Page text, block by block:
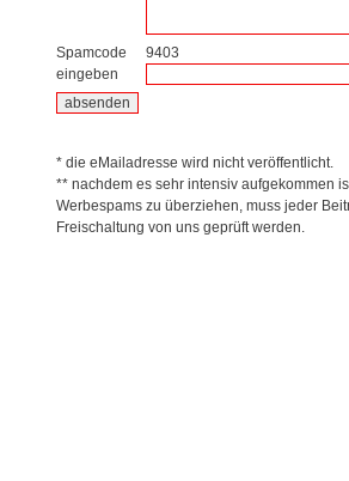
Spamcode
eingeben
9403
* die eMailadresse wird nicht veröffentlicht.
** nachdem es sehr intensiv aufgekommen
Werbespams zu überziehen, muss jeder
Freischaltung von uns geprüft werden.